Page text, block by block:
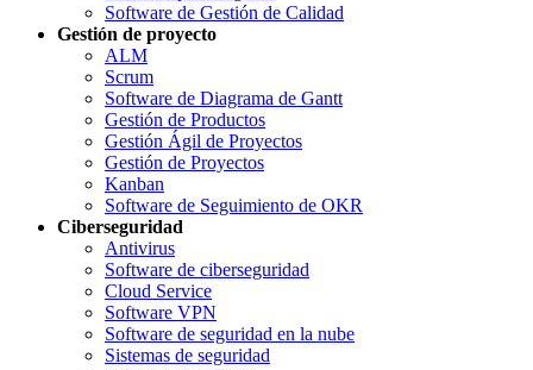
Software de Gestión de Calidad
Gestión de proyecto
ALM
Scrum
Software de Diagrama de Gantt
Gestión de Productos
Gestión Ágil de Proyectos
Gestión de Proyectos
Kanban
Software de Seguimiento de OKR
Ciberseguridad
Antivirus
Software de ciberseguridad
Cloud Service
Software VPN
Software de seguridad en la nube
Sistemas de seguridad